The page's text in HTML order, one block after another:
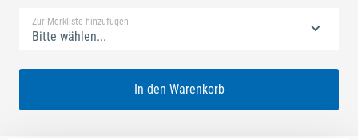
Zur Merkliste hinzufügen
Bitte wählen...
In den Warenkorb